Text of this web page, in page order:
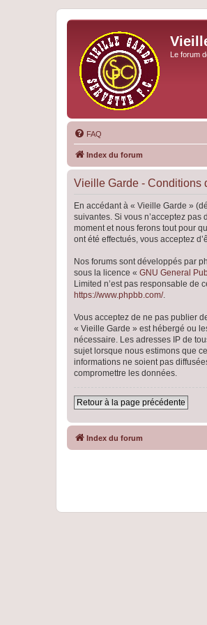
Le forum
FAQ
Index du forum
Vieille Garde - Conditions
En accédant à « Vieille Garde »
suivantes. Si vous n’acceptez pas
moment et nous ferons tout pour
ont été effectués, vous acceptez
Nos forums sont développés par
sous la licence « GNU General
Limited n’est pas responsable de
https://www.phpbb.com/.
Vous acceptez de ne pas publier
« Vieille Garde » est hébergé ou
nécessaire. Les adresses IP de
sujet lorsque nous estimons que
informations ne soient pas
compromettre les données.
Retour à la page précédente
Index du forum